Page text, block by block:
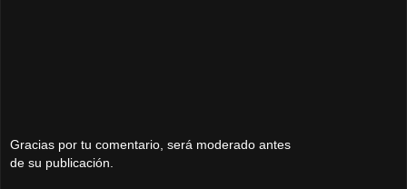
Gracias por tu comentario, será moderado antes
de su publicación.